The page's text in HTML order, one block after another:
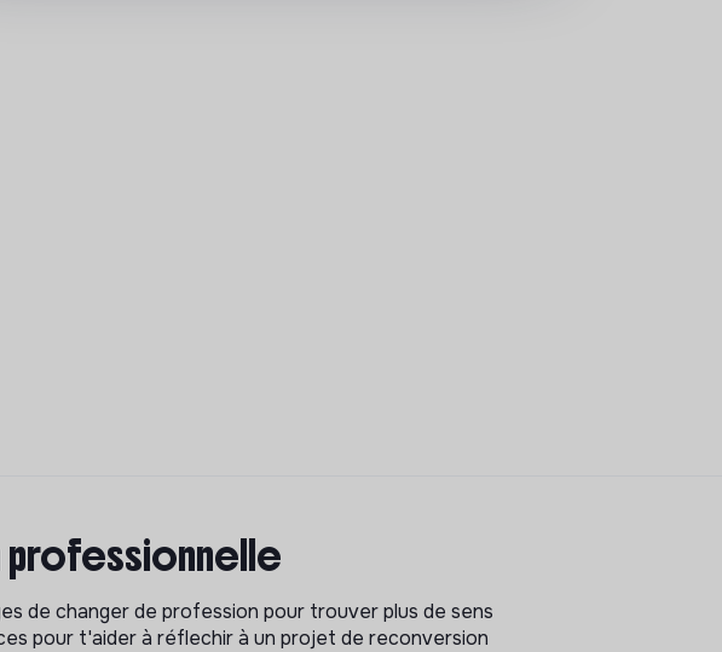
professionnelle
de changer de profession pour trouver plus de sens
pour t'aider à réflechir à un projet de reconversion